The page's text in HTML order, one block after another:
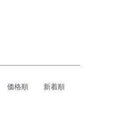
価格順 新着順